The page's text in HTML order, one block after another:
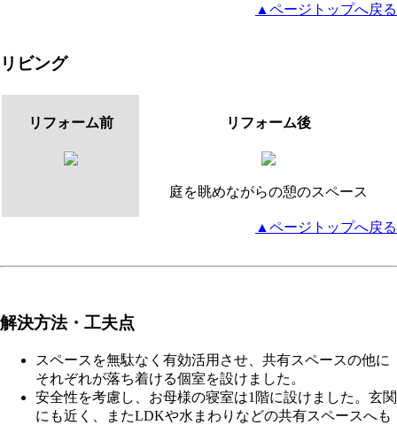
▲ページトップへ戻る
リビング
リフォーム前 リフォーム後
庭を眺めながらの憩のスペース
▲ページトップへ戻る
解決方法・工夫点
スペースを無駄なく有効活用させ、共有スペースの他に
それぞれが落ち着ける個室を設けました。
安全性を考慮し、お母様の寝室は1階に設けました。玄関
にも近く、またLDKや水まわりなどの共有スペースへも